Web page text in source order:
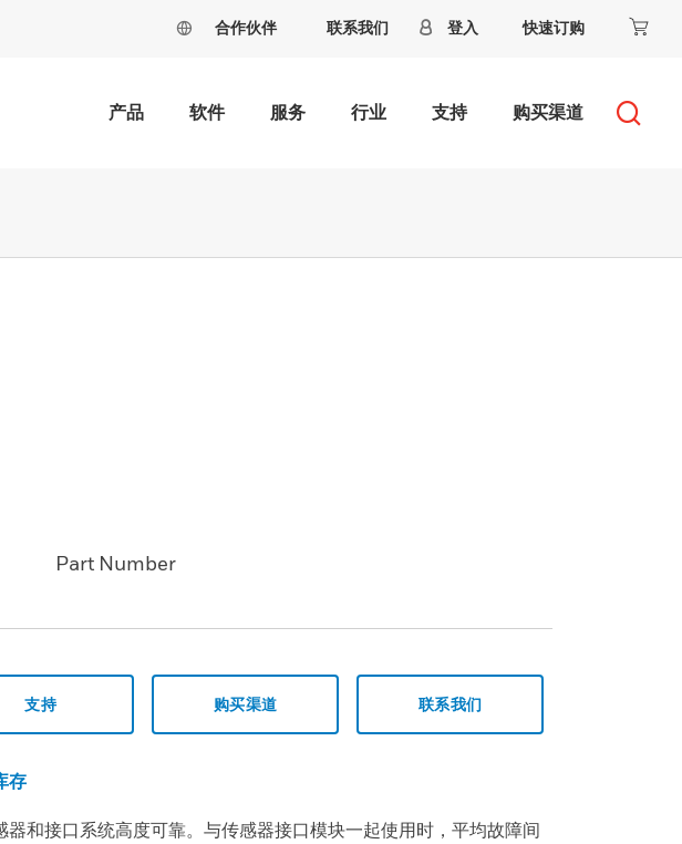
合作伙伴 联系我们 登入 快速订购
产品 软件 服务 行业 支持 购买渠道
Part Number
支持 购买渠道 联系我们
存
器和接口系统高度可靠。与传感器接口模块一起使用时，平均故障间